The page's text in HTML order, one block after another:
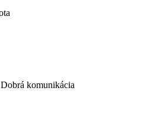
komunikácia